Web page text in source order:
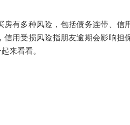
多种风险，包括债务连带、信
用受损风险指朋友逾期会影响担
来看看。